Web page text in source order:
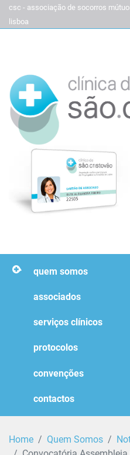
csc - associação de socorros
lisboa
homepage
quem somos
associados
serviços clínicos
protocolos
convenções
contactos
Home Quem Somos